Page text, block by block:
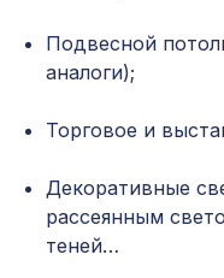
1000х680мм,
РОМАНИКО,
180х110мм,
Подвесной
аналоги);
Торговое и
Декоративные
рассеянным
теней…